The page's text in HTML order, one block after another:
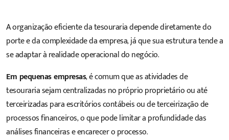
A organização eficiente da tesouraria depende diretamente do
porte e da complexidade da empresa, já que sua estrutura tende a
se adaptar à realidade operacional do negócio.
Em pequenas empresas, é comum que as atividades de
tesouraria sejam centralizadas no próprio proprietário ou até
terceirizadas para escritórios contábeis ou de terceirização de
processos financeiros, o que pode limitar a profundidade das
análises financeiras e encarecer o processo.